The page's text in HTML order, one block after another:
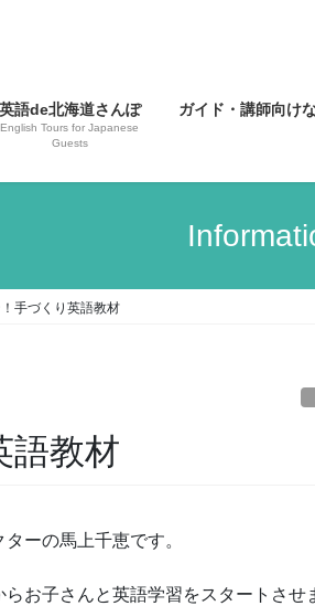
英語de北海道さんぽ
English Tours for Japanese
Guests
ガイド・講師向け
手づくり英語教材
語教材
ーの馬上千恵です。
お子さんと英語学習をスタートさせ